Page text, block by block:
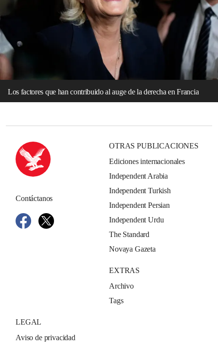
Los factores que han contribuido al auge de la derecha en Francia
Contáctanos
OTRAS PUBLICACIONES
Ediciones internacionales
Independent Arabia
Independent Turkish
Independent Persian
Independent Urdu
The Standard
Novaya Gazeta
EXTRAS
Archivo
Tags
LEGAL
Aviso de privacidad